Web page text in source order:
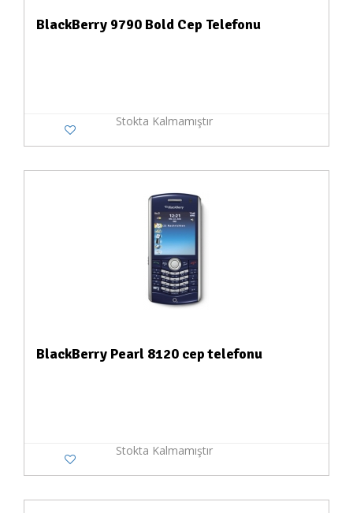
BlackBerry 9790 Bold Cep Telefonu
Stokta Kalmamıştır
BlackBerry Pearl 8120 cep telefonu
Stokta Kalmamıştır